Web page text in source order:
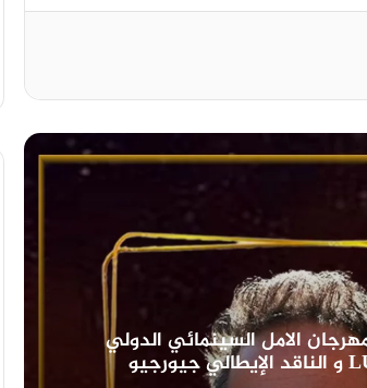
نادي السينما الافريقية يعرض فيلم ”